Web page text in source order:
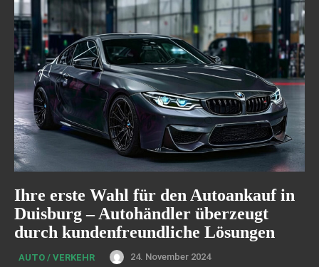
Ihre erste Wahl für den Autoankauf in
Duisburg – Autohändler überzeugt
durch kundenfreundliche Lösungen
AUTO / VERKEHR
24. November 2024